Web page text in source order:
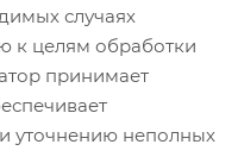
случаях
к целям обработки
принимает
уточнению неполных